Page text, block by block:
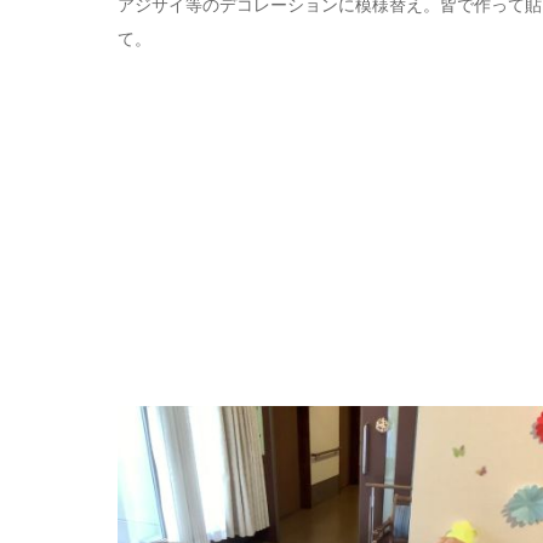
アジサイ等のデコレーションに模様替え。皆で作って
て。